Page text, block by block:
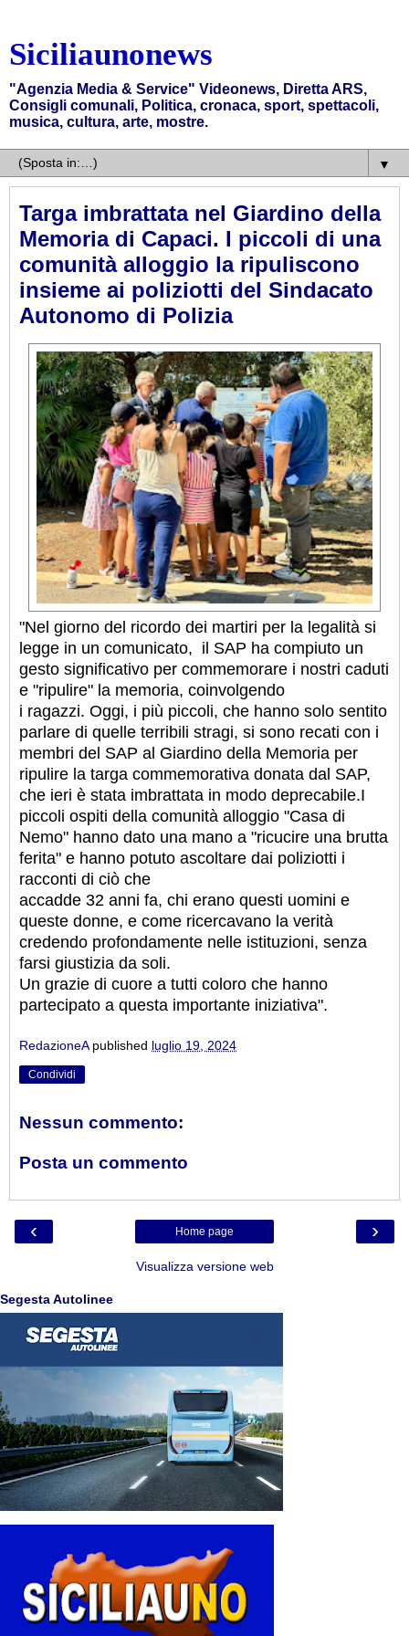
Siciliaunonews
"Agenzia Media & Service" Videonews, Diretta ARS,
Consigli comunali, Politica, cronaca, sport, spettacoli,
musica, cultura, arte, mostre.
▼
Targa imbrattata nel Giardino della
Memoria di Capaci. I piccoli di una
comunità alloggio la ripuliscono
insieme ai poliziotti del Sindacato
Autonomo di Polizia
"Nel giorno del ricordo dei martiri per la legalità si
legge in un comunicato, il SAP ha compiuto un
gesto significativo per commemorare i nostri caduti
e "ripulire" la memoria, coinvolgendo
i ragazzi. Oggi, i più piccoli, che hanno solo sentito
parlare di quelle terribili stragi, si sono recati con i
membri del SAP al Giardino della Memoria per
ripulire la targa commemorativa donata dal SAP,
che ieri è stata imbrattata in modo deprecabile.I
piccoli ospiti della comunità alloggio "Casa di
Nemo" hanno dato una mano a "ricucire una brutta
ferita" e hanno potuto ascoltare dai poliziotti i
racconti di ciò che
accadde 32 anni fa, chi erano questi uomini e
queste donne, e come ricercavano la verità
credendo profondamente nelle istituzioni, senza
farsi giustizia da soli.
Un grazie di cuore a tutti coloro che hanno
partecipato a questa importante iniziativa".
RedazioneA published luglio 19, 2024
Condividi
Nessun commento:
Posta un commento
‹ ›
Home page
Visualizza versione web
Segesta Autolinee